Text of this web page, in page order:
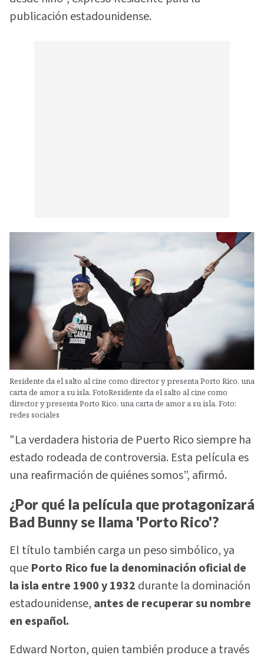
publicación estadounidense.
Residente da el salto al cine como director y presenta Porto Rico, una
carta de amor a su isla. FotoResidente da el salto al cine como
director y presenta Porto Rico, una carta de amor a su isla. Foto:
redes sociales
"La verdadera historia de Puerto Rico siempre ha
estado rodeada de controversia. Esta película es
una reafirmación de quiénes somos”, afirmó.
¿Por qué la película que protagonizará
Bad Bunny se llama 'Porto Rico'?
El título también carga un peso simbólico, ya
que Porto Rico fue la denominación oficial de
la isla entre 1900 y 1932 durante la dominación
estadounidense, antes de recuperar su nombre
en español.
Edward Norton, quien también produce a través